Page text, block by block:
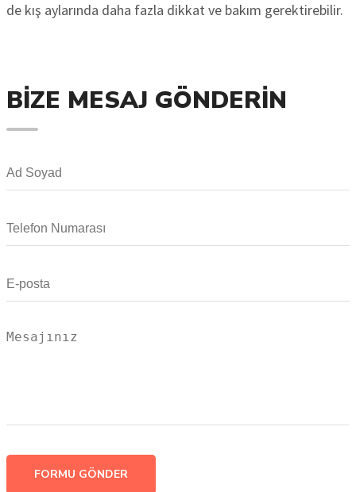
de kış aylarında daha fazla dikkat ve bakım gerektirebilir.
BIZE MESAJ GÖNDERIN
FORMU GÖNDER